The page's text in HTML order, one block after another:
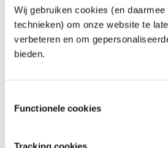
Wij gebruiken cookies (en
technieken) om onze website te
verbeteren en om
bieden.
Functionele cookies
-side